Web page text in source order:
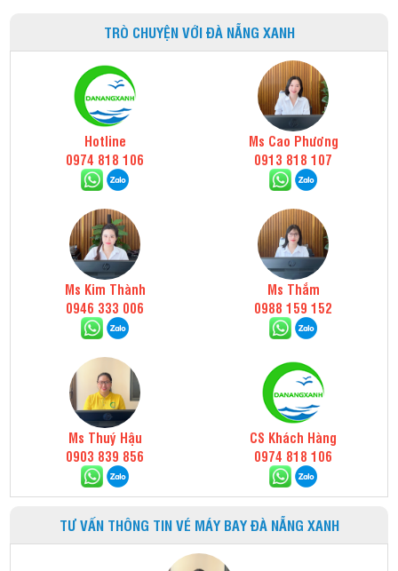
TRÒ CHUYỆN VỚI ĐÀ NẴNG XANH
Hotline
0974 818 106
Ms Cao Phương
0913 818 107
Ms Kim Thành
0946 333 006
Ms Thắm
0988 159 152
Ms Thuý Hậu
0903 839 856
CS Khách Hàng
0974 818 106
TƯ VẤN THÔNG TIN VÉ MÁY BAY ĐÀ NẴNG XANH